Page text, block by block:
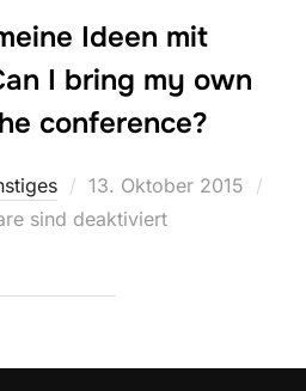
Ideen mit
I bring my own
conference?
13. Oktober 2015
sind deaktiviert